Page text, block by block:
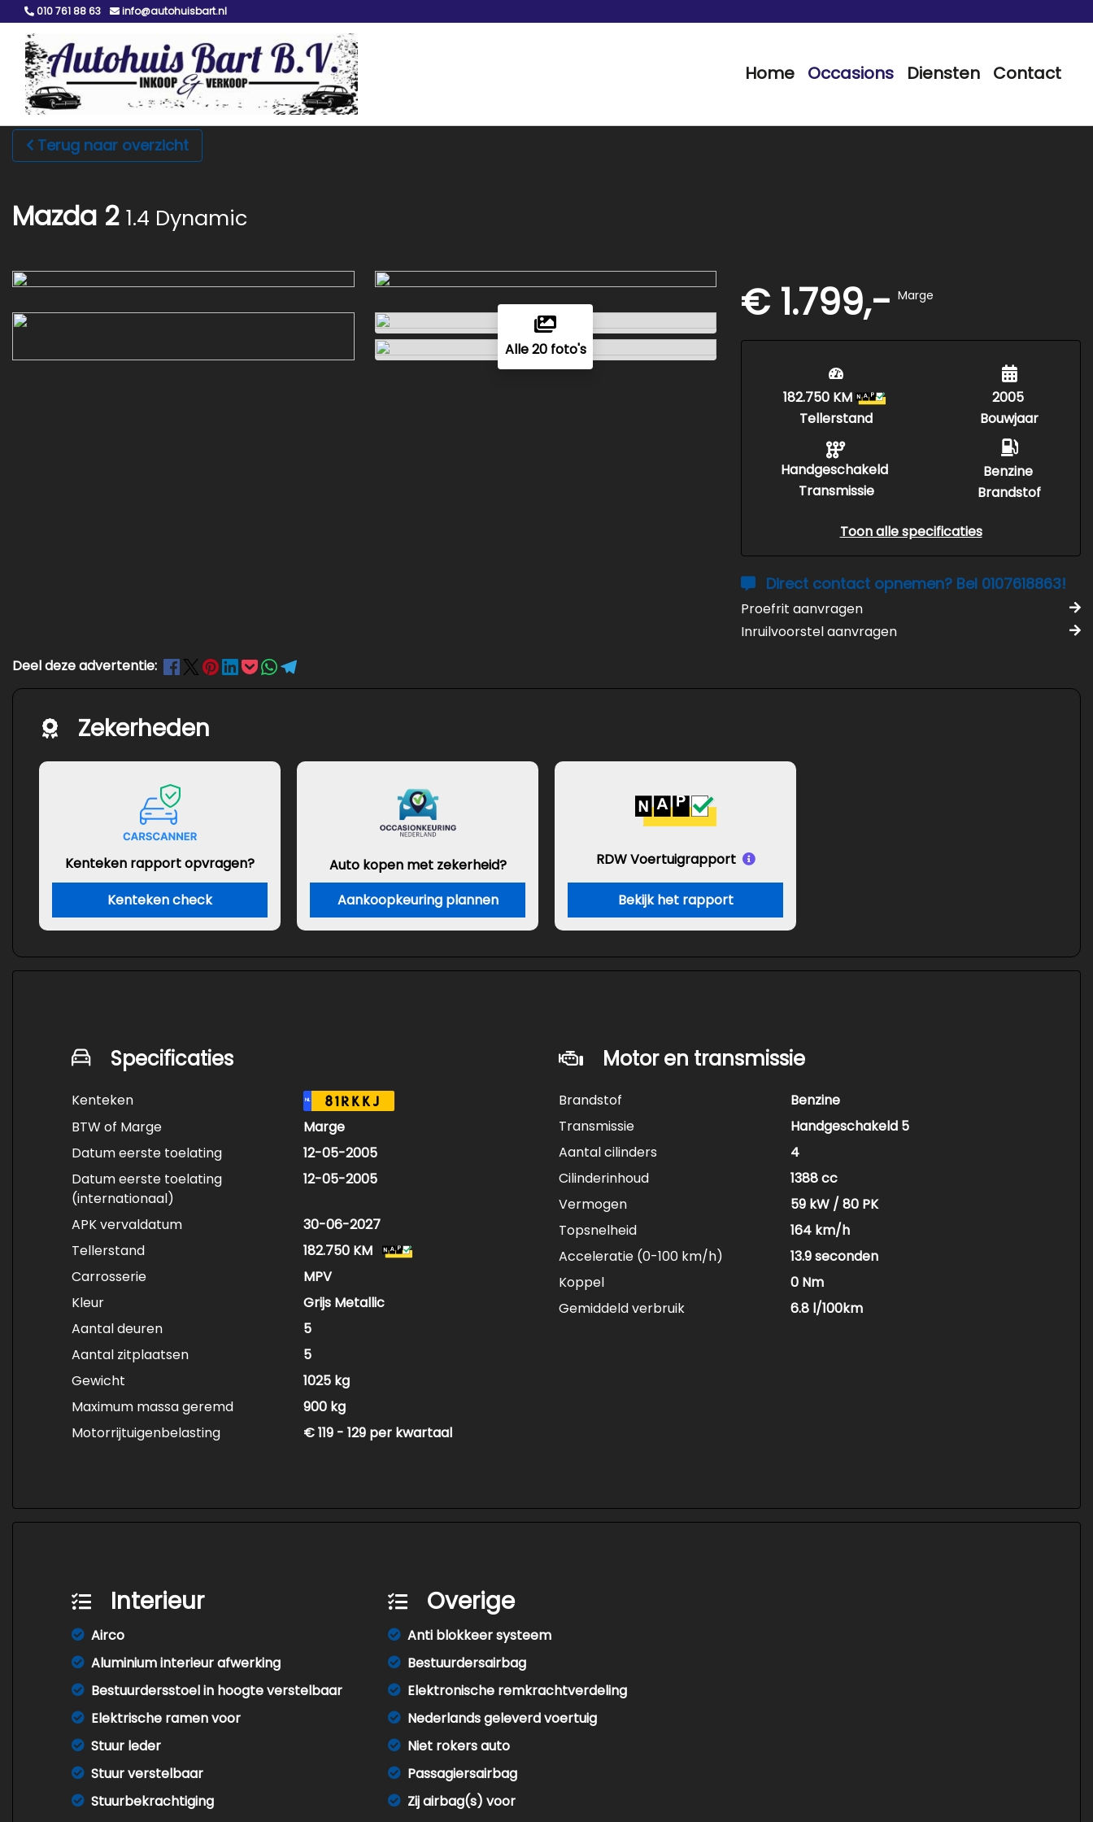
010 761 88 63 info@autohuisbart.nl
Home Occasions Diensten Contact
Terug naar overzicht
Mazda 2 1.4 Dynamic
Alle 20 foto's
€ 1.799,- Marge
182.750 KM
Tellerstand
Handgeschakeld
Transmissie
2005
Bouwjaar
Benzine
Brandstof
Toon alle specificaties
Direct contact opnemen? Bel 0107618863!
Proefrit aanvragen
Inruilvoorstel aanvragen
Deel deze advertentie:
Zekerheden
Kenteken rapport opvragen?
Kenteken check
Auto kopen met zekerheid?
Aankoopkeuring plannen
RDW Voertuigrapport
Bekijk het rapport
Specificaties
Kenteken NL 81RKKJ
BTW of Marge
Marge
Datum eerste toelating
12-05-2005
Datum eerste toelating
(internationaal)
12-05-2005
APK vervaldatum
30-06-2027
Tellerstand
182.750 KM
Carrosserie
MPV
Kleur
Grijs Metallic
Aantal deuren
5
Aantal zitplaatsen
5
Gewicht
1025 kg
Maximum massa geremd
900 kg
Motorrijtuigenbelasting
€ 119 - 129 per kwartaal
Motor en transmissie
Brandstof
Benzine
Transmissie
Handgeschakeld 5
Aantal cilinders
4
Cilinderinhoud
1388 cc
Vermogen
59 kW / 80 PK
Topsnelheid
164 km/h
Acceleratie (0-100 km/h)
13.9 seconden
Koppel
0 Nm
Gemiddeld verbruik
6.8 l/100km
Interieur
Airco
Aluminium interieur afwerking
Bestuurdersstoel in hoogte verstelbaar
Elektrische ramen voor
Stuur leder
Stuur verstelbaar
Stuurbekrachtiging
Overige
Anti blokkeer systeem
Bestuurdersairbag
Elektronische remkrachtverdeling
Nederlands geleverd voertuig
Niet rokers auto
Passagiersairbag
Zij airbag(s) voor